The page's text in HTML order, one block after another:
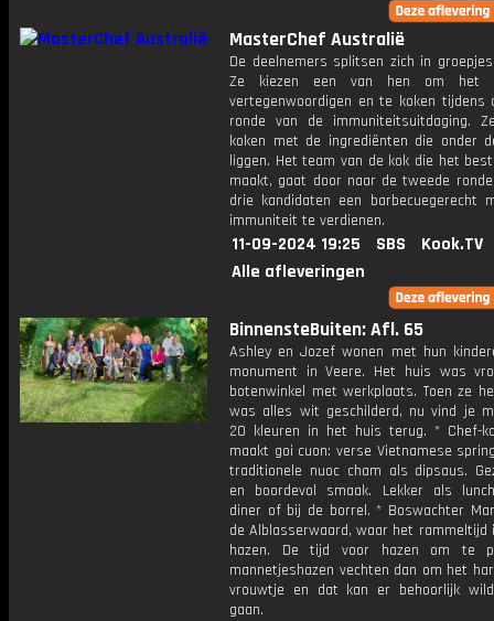
MasterChef Australië
De deelnemers splitsen zich in
Ze kiezen een van hen om het
vertegenwoordigen en te koken tijdens
ronde van de immuniteitsuitdaging.
koken met de ingrediënten die onder
liggen. Het team van de kok die het
maakt, gaat door naar de tweede
drie kandidaten een barbecuegerecht
immuniteit te verdienen.
11-09-2024 19:25 SBS
Kook.TV
Alle afleveringen
BinnensteBuiten: Afl. 65
Ashley en Jozef wonen met hun
monument in Veere. Het huis was
botenwinkel met werkplaats. Toen ze
was alles wit geschilderd, nu vind je
20 kleuren in het huis terug. * Chef-
maakt goi cuon: verse Vietnamese
traditionele nuoc cham als dipsaus.
en boordevol smaak. Lekker als
diner of bij de borrel. * Boswachter
de Alblasserwaard, waar het rammeltijd
hazen. De tijd voor hazen om te
mannetjeshazen vechten dan om het
vrouwtje en dat kan er behoorlijk
gaan.